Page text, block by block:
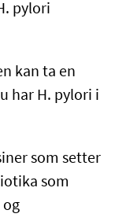
pylori
kan ta en
har H. pylori i
som setter
som
og